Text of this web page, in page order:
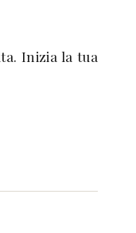
Inizia la tua